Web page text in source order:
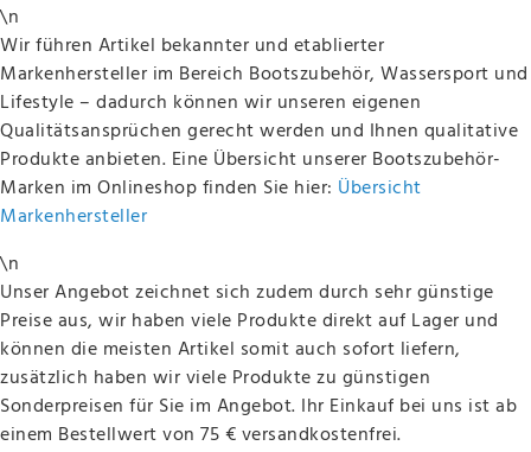
\n
Wir führen Artikel bekannter und etablierter
Markenhersteller im Bereich Bootszubehör, Wassersport und
Lifestyle – dadurch können wir unseren eigenen
Qualitätsansprüchen gerecht werden und Ihnen qualitative
Produkte anbieten. Eine Übersicht unserer Bootszubehör-
Marken im Onlineshop finden Sie hier: Übersicht
Markenhersteller
\n
Unser Angebot zeichnet sich zudem durch sehr günstige
Preise aus, wir haben viele Produkte direkt auf Lager und
können die meisten Artikel somit auch sofort liefern,
zusätzlich haben wir viele Produkte zu günstigen
Sonderpreisen für Sie im Angebot. Ihr Einkauf bei uns ist ab
einem Bestellwert von 75 € versandkostenfrei.